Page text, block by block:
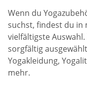
Wenn du
suchst, findest du in
vielfältigste Auswahl.
sorgfältig
Yogakleidung,
mehr.